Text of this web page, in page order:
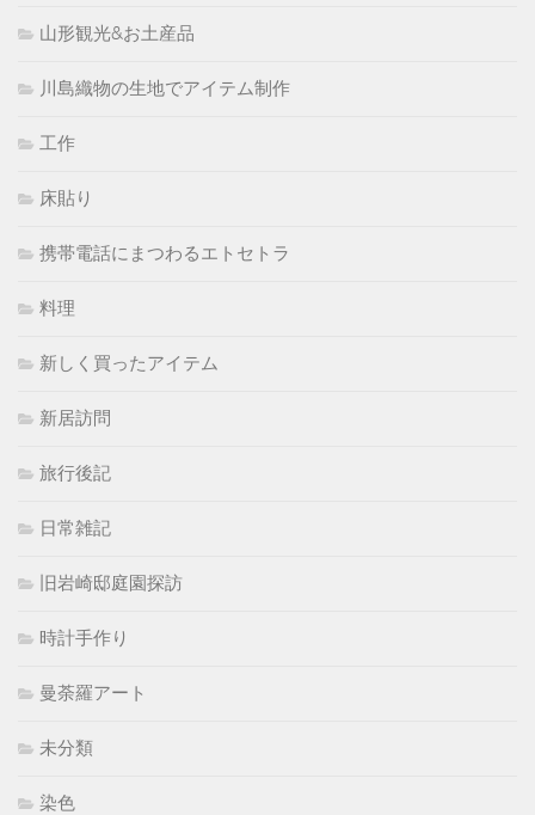
山形観光&お土産品
川島織物の生地でアイテム制作
工作
床貼り
携帯電話にまつわるエトセトラ
料理
新しく買ったアイテム
新居訪問
旅行後記
日常雑記
旧岩崎邸庭園探訪
時計手作り
曼荼羅アート
未分類
染色